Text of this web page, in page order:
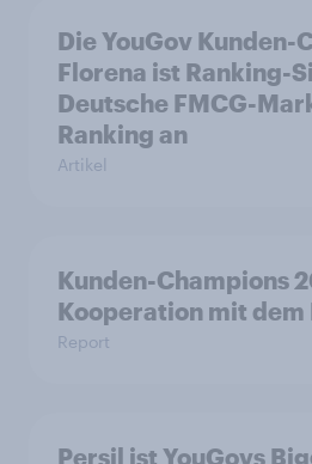
Die YouGov Kunden-
Florena ist Ranking-
Deutsche FMCG-
Ranking an
Artikel
Kunden-Champions
Kooperation mit
Report
Persil ist YouGovs